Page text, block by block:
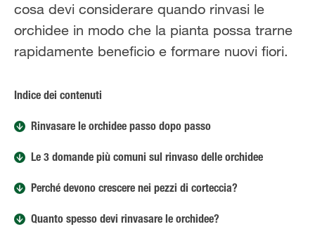
cosa devi considerare quando rinvasi le
orchidee in modo che la pianta possa trarne
rapidamente beneficio e formare nuovi fiori.
Indice dei contenuti
Rinvasare le orchidee passo dopo passo
Le 3 domande più comuni sul rinvaso delle orchidee
Perché devono crescere nei pezzi di corteccia?
Quanto spesso devi rinvasare le orchidee?